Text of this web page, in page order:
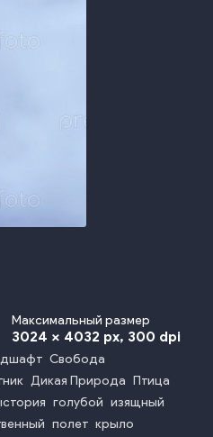
Максимальный размер
3024 x 4032 px, 300 dpi
Свобода
Дикая Природа Птица
голубой изящный
полет крыло